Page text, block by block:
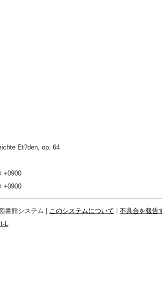
Et?den, op. 64
+0900
+0900
書館システム | このシステムについて 不具合を報告
L.